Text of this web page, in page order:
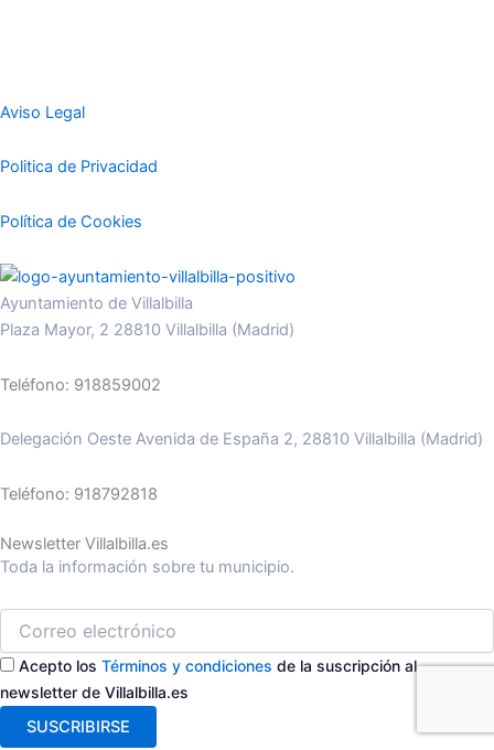
Aviso Legal
Politica de Privacidad
Política de Cookies
Ayuntamiento de Villalbilla
Plaza Mayor, 2 28810 Villalbilla (Madrid)
Teléfono: 918859002
Delegación Oeste Avenida de España 2, 28810 Villalbilla (Madrid)
Teléfono: 918792818
Newsletter Villalbilla.es
Toda la información sobre tu municipio.
Acepto los Términos y condiciones de la suscripción al
newsletter de Villalbilla.es
SUSCRIBIRSE